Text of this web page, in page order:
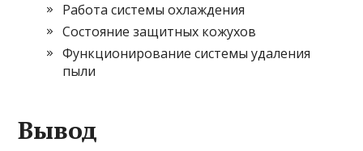
Работа системы охлаждения
Состояние защитных кожухов
Функционирование системы удаления
пыли
Вывод